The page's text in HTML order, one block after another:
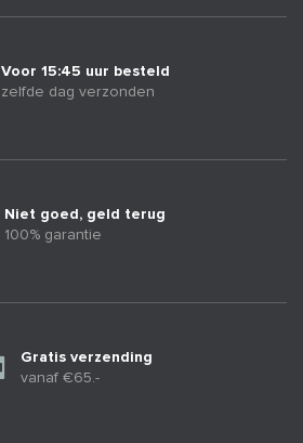
Voor 15:45 uur besteld
zelfde dag verzonden
Niet goed, geld terug
100% garantie
Gratis verzending
vanaf €65.-